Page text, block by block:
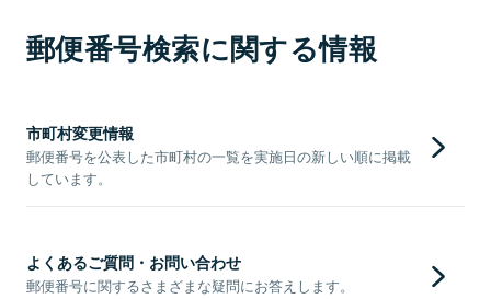
郵便番号検索に関する情報
市町村変更情報
郵便番号を公表した市町村の一覧を実施日の新しい順に掲載
しています。
よくあるご質問・お問い合わせ
郵便番号に関するさまざまな疑問にお答えします。